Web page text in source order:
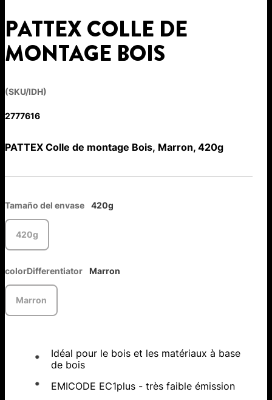
PATTEX COLLE DE
MONTAGE BOIS
(SKU/IDH)
2777616
PATTEX Colle de montage Bois, Marron, 420g
Tamaño del envase 420g
420g
colorDifferentiator Marron
Marron
Idéal pour le bois et les matériaux à base
de bois
EMICODE EC1plus - très faible émission